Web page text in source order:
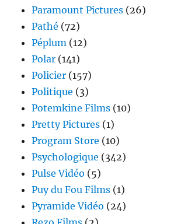
Paramount Pictures (26)
Pathé (72)
Péplum (12)
Polar (141)
Policier (157)
Politique (3)
Potemkine Films (10)
Pretty Pictures (1)
Program Store (10)
Psychologique (342)
Pulse Vidéo (5)
Puy du Fou Films (1)
Pyramide Vidéo (24)